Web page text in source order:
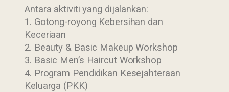
Antara aktiviti yang dijalankan:
1. Gotong-royong Kebersihan dan
Keceriaan
2. Beauty & Basic Makeup Workshop
3. Basic Men’s Haircut Workshop
4. Program Pendidikan Kesejahteraan
Keluarga (PKK)